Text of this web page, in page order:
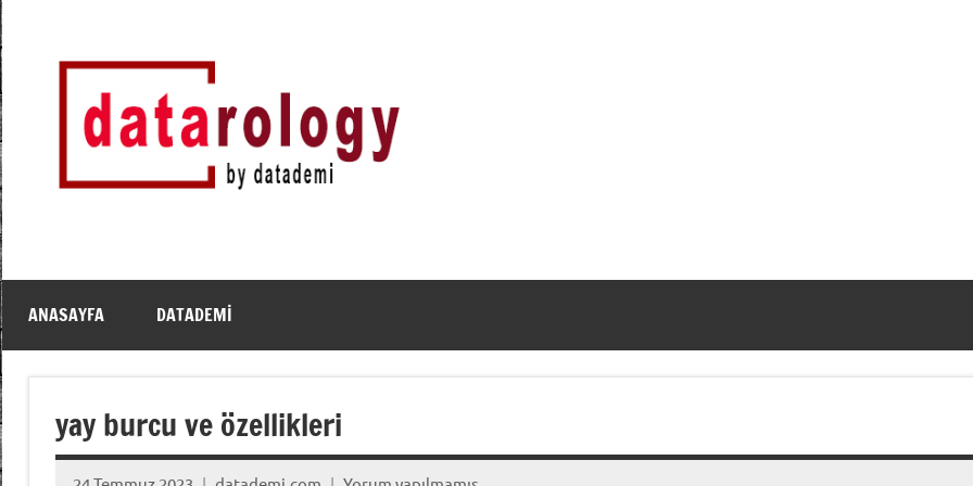
İçeriğe
geç
DATArology
by
datademi
DATA-
ANASAYFA DATADEMI
yay burcu ve özellikleri